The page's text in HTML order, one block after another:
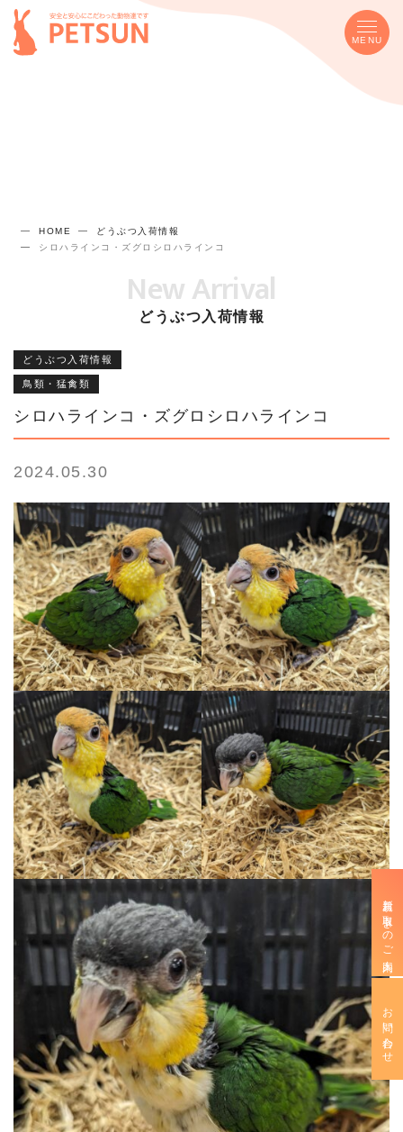
MENU
HOME
どうぶつ入荷情報
シロハラインコ・ズグロシロハラインコ
New Arrival
どうぶつ入荷情報
どうぶつ入荷情報
鳥類・猛禽類
シロハラインコ・ズグロシロハラインコ
2024.05.30
新規お取引きのご案内
お問い合わせ